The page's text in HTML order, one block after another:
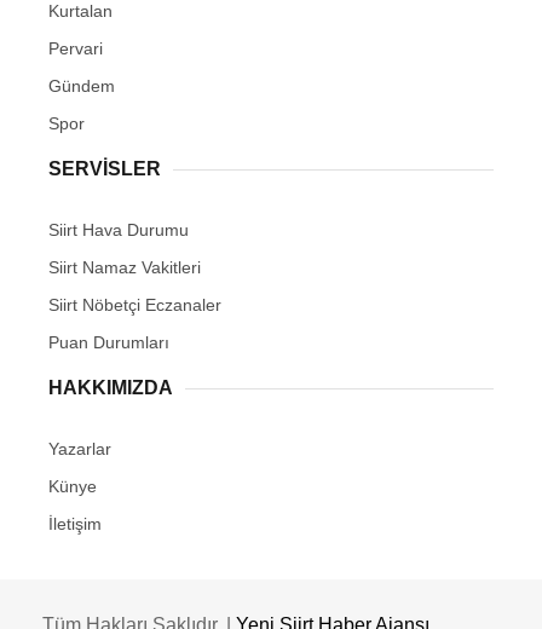
Kurtalan
Pervari
Gündem
Spor
SERVİSLER
Siirt Hava Durumu
Siirt Namaz Vakitleri
Siirt Nöbetçi Eczanaler
Puan Durumları
HAKKIMIZDA
Yazarlar
Künye
İletişim
Tüm Hakları Saklıdır. | Yeni Siirt Haber Ajansı